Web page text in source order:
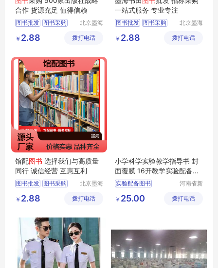
合作 货源充足 值得信赖
图书批发 图书采购
图书
北京墨海
有限公司
￥ 2.88 拨打电话
一站式服务 专业专注
图书批发 图书采购
图书
北京墨海
有限公司
￥ 2.88 拨打电话
馆配图书 选择我们与高质量
同行 诚信经营 互惠互利
图书批发 图书采购
图书价格
北京墨海
有限公司
￥ 2.88 拨打电话
小学科学实验教学指导书 封
面覆膜 16开教学实验配备图
书教学图书
实验配备图书
科学图书 教学图书
河南省新
区工业园
￥ 25.00 拨打电话